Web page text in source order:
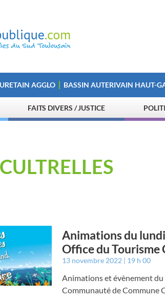
AGGLO BASSIN AUTERIVAIN HAUT-
FAITS DIVERS / JUSTICE
Animations du
Office du Tourisme
13 novembre 2022 19 h 00
Animations et évènement
Communauté de Commune